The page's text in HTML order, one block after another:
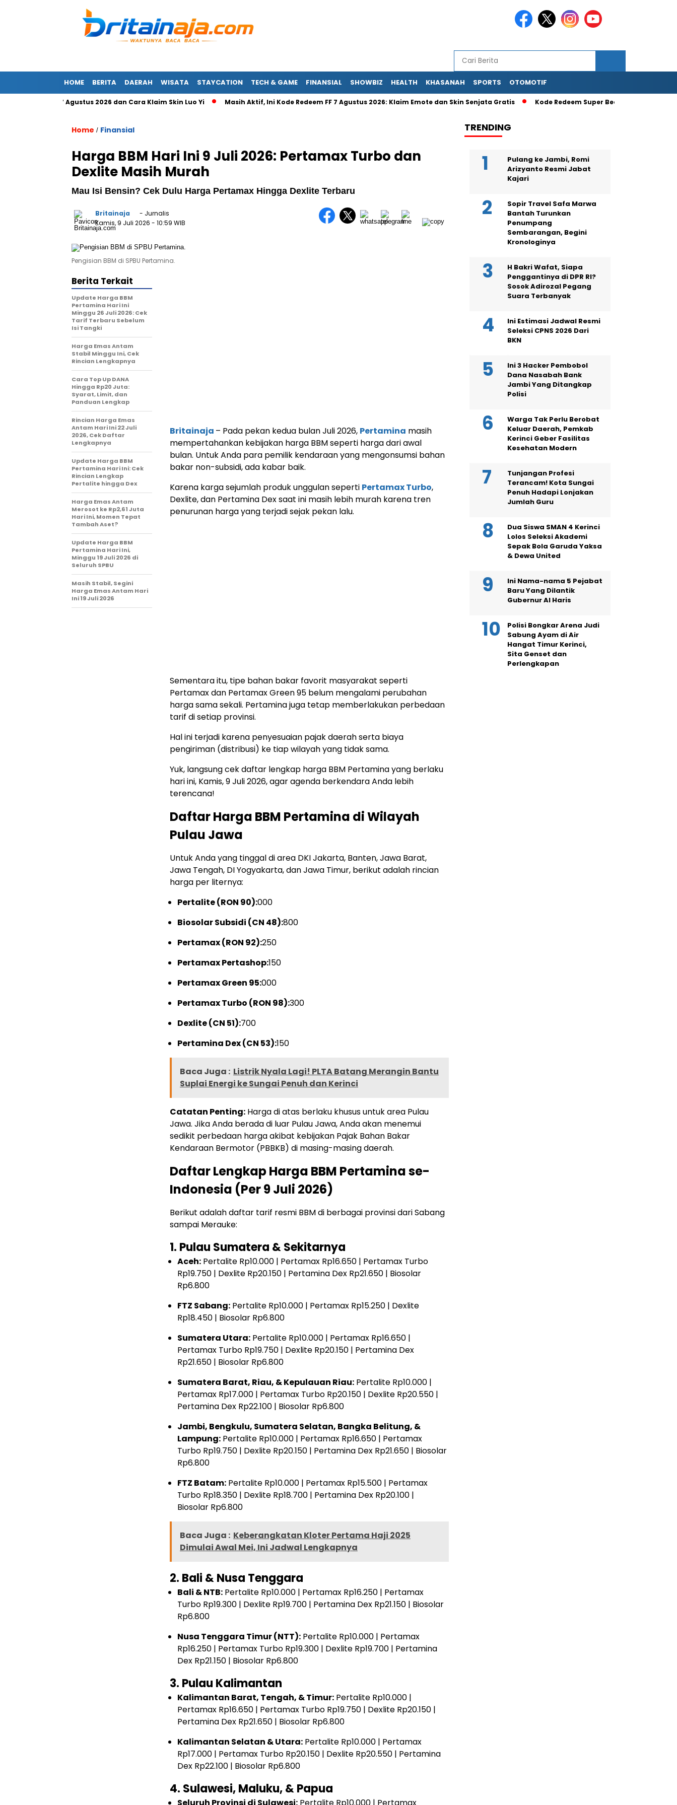
HOME BERITA DAERAH WISATA STAYCATION TECH & GAME FINANSIAL SHOWBIZ HEALTH KHASANAH SPORTS OTOMOTIF
Terbaru 7 Agustus 2026 dan Cara Klaim Skin Luo Yi Masih Aktif, Ini Kode Redeem FF 7 Agustus 2026: Klaim Emote dan Skin Senjata Gratis Kode Redeem Super Bear Adventure Terbaru
Home / Finansial
Harga BBM Hari Ini 9 Juli 2026: Pertamax Turbo dan
Dexlite Masih Murah
Mau Isi Bensin? Cek Dulu Harga Pertamax Hingga Dexlite Terbaru
Britainaja
- Jurnalis
Kamis, 9 Juli 2026 - 10:59 WIB
Pengisian BBM di SPBU Pertamina.
Britainaja – Pada pekan kedua bulan Juli 2026, Pertamina masih
mempertahankan kebijakan harga BBM seperti harga dari awal
bulan. Untuk Anda para pemilik kendaraan yang mengonsumsi bahan
bakar non-subsidi, ada kabar baik.
Karena karga sejumlah produk unggulan seperti Pertamax Turbo,
Dexlite, dan Pertamina Dex saat ini masih lebih murah karena tren
penurunan harga yang terjadi sejak pekan lalu.
Sementara itu, tipe bahan bakar favorit masyarakat seperti
Pertamax dan Pertamax Green 95 belum mengalami perubahan
harga sama sekali. Pertamina juga tetap memberlakukan perbedaan
tarif di setiap provinsi.
Hal ini terjadi karena penyesuaian pajak daerah serta biaya
pengiriman (distribusi) ke tiap wilayah yang tidak sama.
Yuk, langsung cek daftar lengkap harga BBM Pertamina yang berlaku
hari ini, Kamis, 9 Juli 2026, agar agenda berkendara Anda lebih
terencana!
Daftar Harga BBM Pertamina di Wilayah
Pulau Jawa
Untuk Anda yang tinggal di area DKI Jakarta, Banten, Jawa Barat,
Jawa Tengah, DI Yogyakarta, dan Jawa Timur, berikut adalah rincian
harga per liternya:
Pertalite (RON 90):000
Biosolar Subsidi (CN 48):800
Pertamax (RON 92):250
Pertamax Pertashop:150
Pertamax Green 95:000
Pertamax Turbo (RON 98):300
Dexlite (CN 51):700
Pertamina Dex (CN 53):150
Baca Juga : Listrik Nyala Lagi! PLTA Batang Merangin Bantu
Suplai Energi ke Sungai Penuh dan Kerinci
Catatan Penting: Harga di atas berlaku khusus untuk area Pulau
Jawa. Jika Anda berada di luar Pulau Jawa, Anda akan menemui
sedikit perbedaan harga akibat kebijakan Pajak Bahan Bakar
Kendaraan Bermotor (PBBKB) di masing-masing daerah.
Daftar Lengkap Harga BBM Pertamina se-
Indonesia (Per 9 Juli 2026)
Berikut adalah daftar tarif resmi BBM di berbagai provinsi dari Sabang
sampai Merauke:
1. Pulau Sumatera & Sekitarnya
Aceh: Pertalite Rp10.000 | Pertamax Rp16.650 | Pertamax Turbo
Rp19.750 | Dexlite Rp20.150 | Pertamina Dex Rp21.650 | Biosolar
Rp6.800
FTZ Sabang: Pertalite Rp10.000 | Pertamax Rp15.250 | Dexlite
Rp18.450 | Biosolar Rp6.800
Sumatera Utara: Pertalite Rp10.000 | Pertamax Rp16.650 |
Pertamax Turbo Rp19.750 | Dexlite Rp20.150 | Pertamina Dex
Rp21.650 | Biosolar Rp6.800
Sumatera Barat, Riau, & Kepulauan Riau: Pertalite Rp10.000 |
Pertamax Rp17.000 | Pertamax Turbo Rp20.150 | Dexlite Rp20.550 |
Pertamina Dex Rp22.100 | Biosolar Rp6.800
Jambi, Bengkulu, Sumatera Selatan, Bangka Belitung, &
Lampung: Pertalite Rp10.000 | Pertamax Rp16.650 | Pertamax
Turbo Rp19.750 | Dexlite Rp20.150 | Pertamina Dex Rp21.650 | Biosolar
Rp6.800
FTZ Batam: Pertalite Rp10.000 | Pertamax Rp15.500 | Pertamax
Turbo Rp18.350 | Dexlite Rp18.700 | Pertamina Dex Rp20.100 |
Biosolar Rp6.800
Baca Juga : Keberangkatan Kloter Pertama Haji 2025
Dimulai Awal Mei, Ini Jadwal Lengkapnya
2. Bali & Nusa Tenggara
Bali & NTB: Pertalite Rp10.000 | Pertamax Rp16.250 | Pertamax
Turbo Rp19.300 | Dexlite Rp19.700 | Pertamina Dex Rp21.150 | Biosolar
Rp6.800
Nusa Tenggara Timur (NTT): Pertalite Rp10.000 | Pertamax
Rp16.250 | Pertamax Turbo Rp19.300 | Dexlite Rp19.700 | Pertamina
Dex Rp21.150 | Biosolar Rp6.800
3. Pulau Kalimantan
Kalimantan Barat, Tengah, & Timur: Pertalite Rp10.000 |
Pertamax Rp16.650 | Pertamax Turbo Rp19.750 | Dexlite Rp20.150 |
Pertamina Dex Rp21.650 | Biosolar Rp6.800
Kalimantan Selatan & Utara: Pertalite Rp10.000 | Pertamax
Rp17.000 | Pertamax Turbo Rp20.150 | Dexlite Rp20.550 | Pertamina
Dex Rp22.100 | Biosolar Rp6.800
4. Sulawesi, Maluku, & Papua
Berita Terkait
Update Harga BBM
Pertamina Hari Ini
Minggu 26 Juli 2026: Cek
Tarif Terbaru Sebelum
Isi Tangki
Harga Emas Antam
Stabil Minggu Ini, Cek
Rincian Lengkapnya
Cara Top Up DANA
Hingga Rp20 Juta:
Syarat, Limit, dan
Panduan Lengkap
Rincian Harga Emas
Antam Hari Ini 22 Juli
2026, Cek Daftar
Lengkapnya
Update Harga BBM
Pertamina Hari Ini: Cek
Rincian Lengkap
Pertalite hingga Dex
Harga Emas Antam
Merosot ke Rp2,61 Juta
Hari Ini, Momen Tepat
Tambah Aset?
Update Harga BBM
Pertamina Hari Ini,
Minggu 19 Juli 2026 di
Seluruh SPBU
Masih Stabil, Segini
Harga Emas Antam Hari
Ini 19 Juli 2026
TRENDING
Pulang ke Jambi, Romi
Arizyanto Resmi Jabat
Kajari
Sopir Travel Safa Marwa
Bantah Turunkan
Penumpang
Sembarangan, Begini
Kronologinya
H Bakri Wafat, Siapa
Penggantinya di DPR RI?
Sosok Adirozal Pegang
Suara Terbanyak
Ini Estimasi Jadwal Resmi
Seleksi CPNS 2026 Dari
BKN
Ini 3 Hacker Pembobol
Dana Nasabah Bank
Jambi Yang Ditangkap
Polisi
Warga Tak Perlu Berobat
Keluar Daerah, Pemkab
Kerinci Geber Fasilitas
Kesehatan Modern
Tunjangan Profesi
Terancam! Kota Sungai
Penuh Hadapi Lonjakan
Jumlah Guru
Dua Siswa SMAN 4 Kerinci
Lolos Seleksi Akademi
Sepak Bola Garuda Yaksa
& Dewa United
Ini Nama-nama 5 Pejabat
Baru Yang Dilantik
Gubernur Al Haris
Polisi Bongkar Arena Judi
Sabung Ayam di Air
Hangat Timur Kerinci,
Sita Genset dan
Perlengkapan